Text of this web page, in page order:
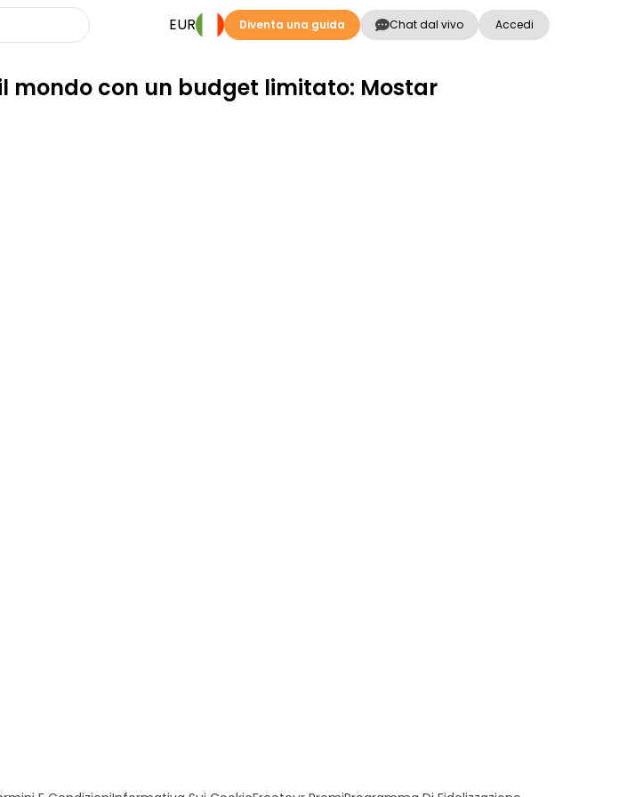
EUR Diventa una guida Chat dal vivo Accedi
mondo con un budget limitato: Mostar